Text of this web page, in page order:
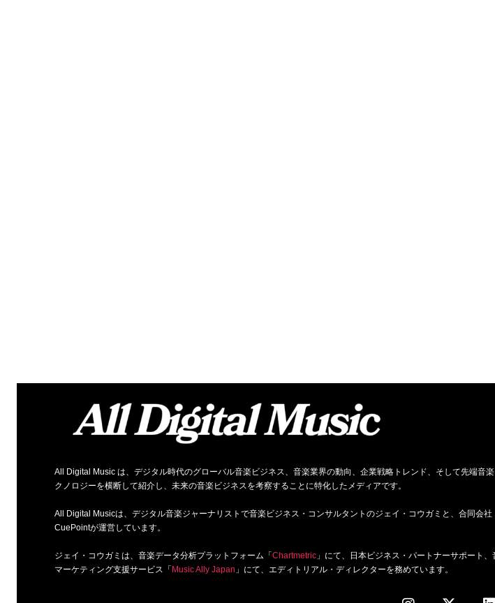
All Digital Music は、デジタル時代のグローバル音楽ビジネス、音楽業界の動向、企業戦略トレンド、そして先端音
クノロジーを横断して紹介し、未来の音楽ビジネスを考察することに特化したメディアです。
All Digital Musicは、デジタル音楽ジャーナリストで音楽ビジネス・コンサルタントのジェイ・コウガミと、合同会社
CuePointが運営しています。
ジェイ・コウガミは、音楽データ分析プラットフォーム「Chartmetric」にて、日本ビジネス・パートナーサポート、
マーケティング支援サービス「Music Ally Japan 」にて、エディトリアル・ディレクターを務めています。